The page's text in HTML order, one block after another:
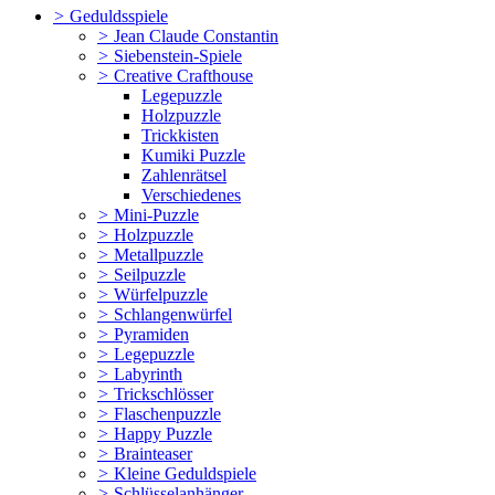
> Geduldsspiele
> Jean Claude Constantin
> Siebenstein-Spiele
> Creative Crafthouse
Legepuzzle
Holzpuzzle
Trickkisten
Kumiki Puzzle
Zahlenrätsel
Verschiedenes
> Mini-Puzzle
> Holzpuzzle
> Metallpuzzle
> Seilpuzzle
> Würfelpuzzle
> Schlangenwürfel
> Pyramiden
> Legepuzzle
> Labyrinth
> Trickschlösser
> Flaschenpuzzle
> Happy Puzzle
> Brainteaser
> Kleine Geduldspiele